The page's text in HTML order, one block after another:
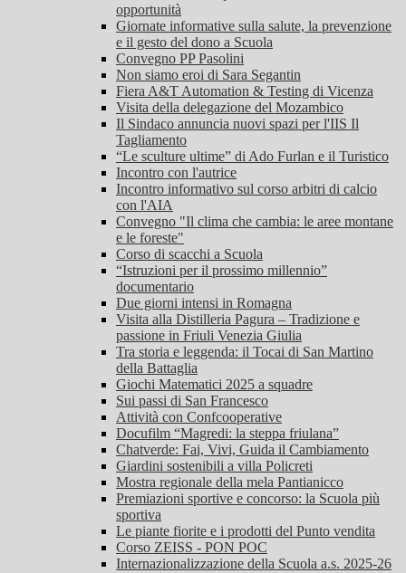
opportunità
Giornate informative sulla salute, la prevenzione
e il gesto del dono a Scuola
Convegno PP Pasolini
Non siamo eroi di Sara Segantin
Fiera A&T Automation & Testing di Vicenza
Visita della delegazione del Mozambico
Il Sindaco annuncia nuovi spazi per l'IIS Il
Tagliamento
“Le sculture ultime” di Ado Furlan e il Turistico
Incontro con l'autrice
Incontro informativo sul corso arbitri di calcio
con l'AIA
Convegno "Il clima che cambia: le aree montane
e le foreste"
Corso di scacchi a Scuola
“Istruzioni per il prossimo millennio”
documentario
Due giorni intensi in Romagna
Visita alla Distilleria Pagura – Tradizione e
passione in Friuli Venezia Giulia
Tra storia e leggenda: il Tocai di San Martino
della Battaglia
Giochi Matematici 2025 a squadre
Sui passi di San Francesco
Attività con Confcooperative
Docufilm “Magredi: la steppa friulana”
Chatverde: Fai, Vivi, Guida il Cambiamento
Giardini sostenibili a villa Policreti
Mostra regionale della mela Pantianicco
Premiazioni sportive e concorso: la Scuola più
sportiva
Le piante fiorite e i prodotti del Punto vendita
Corso ZEISS - PON POC
Internazionalizzazione della Scuola a.s. 2025-26